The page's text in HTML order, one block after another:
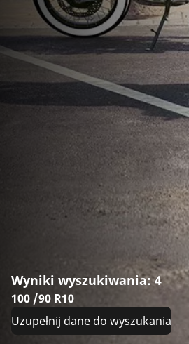
Wyniki wyszukiwania: 4
100 /90 R10
Uzupełnij dane do wyszukania